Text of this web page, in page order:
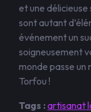
et une
sont autant
événement un
soigneusement
monde passe
Torfou !
Tags :artisanat